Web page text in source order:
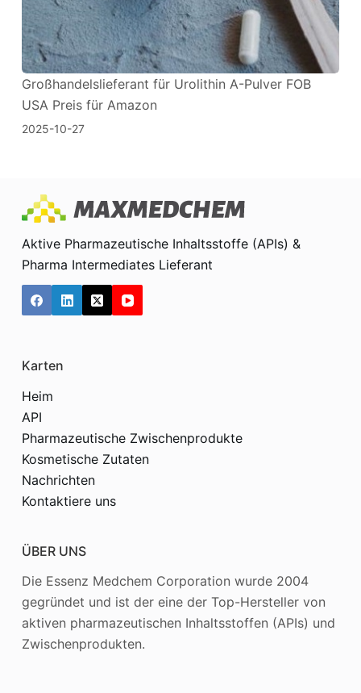
Großhandelslieferant für Urolithin A-Pulver FOB
USA Preis für Amazon
2025-10-27
Aktive Pharmazeutische Inhaltsstoffe (APIs) &
Pharma Intermediates Lieferant
Karten
Heim
API
Pharmazeutische Zwischenprodukte
Kosmetische Zutaten
Nachrichten
Kontaktiere uns
ÜBER UNS
Die Essenz Medchem Corporation wurde 2004
gegründet und ist der eine der Top-Hersteller von
aktiven pharmazeutischen Inhaltsstoffen (APIs) und
Zwischenprodukten.